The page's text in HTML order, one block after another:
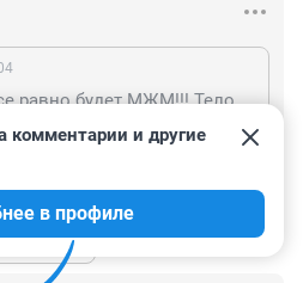
dushaka, гость не, все равно будет МЖМ!!! Тело то одно!
+1 –0
ответа
комментарии и другие
в профиле